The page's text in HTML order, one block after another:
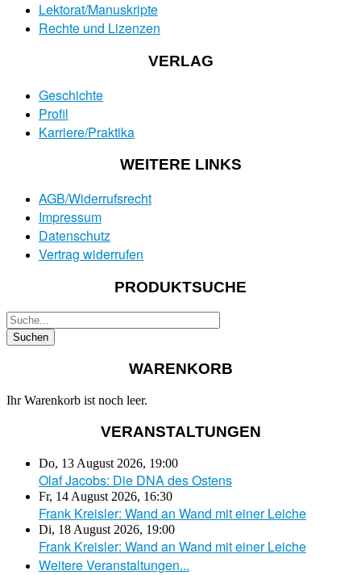
Lektorat/Manuskripte
Rechte und Lizenzen
VERLAG
Geschichte
Profil
Karriere/Praktika
WEITERE LINKS
AGB/Widerrufsrecht
Impressum
Datenschutz
Vertrag widerrufen
PRODUKTSUCHE
WARENKORB
Ihr Warenkorb ist noch leer.
VERANSTALTUNGEN
Do, 13 August 2026, 19:00
Olaf Jacobs: Die DNA des Ostens
Fr, 14 August 2026, 16:30
Frank Kreisler: Wand an Wand mit einer Leiche
Di, 18 August 2026, 19:00
Frank Kreisler: Wand an Wand mit einer Leiche
Weitere Veranstaltungen...